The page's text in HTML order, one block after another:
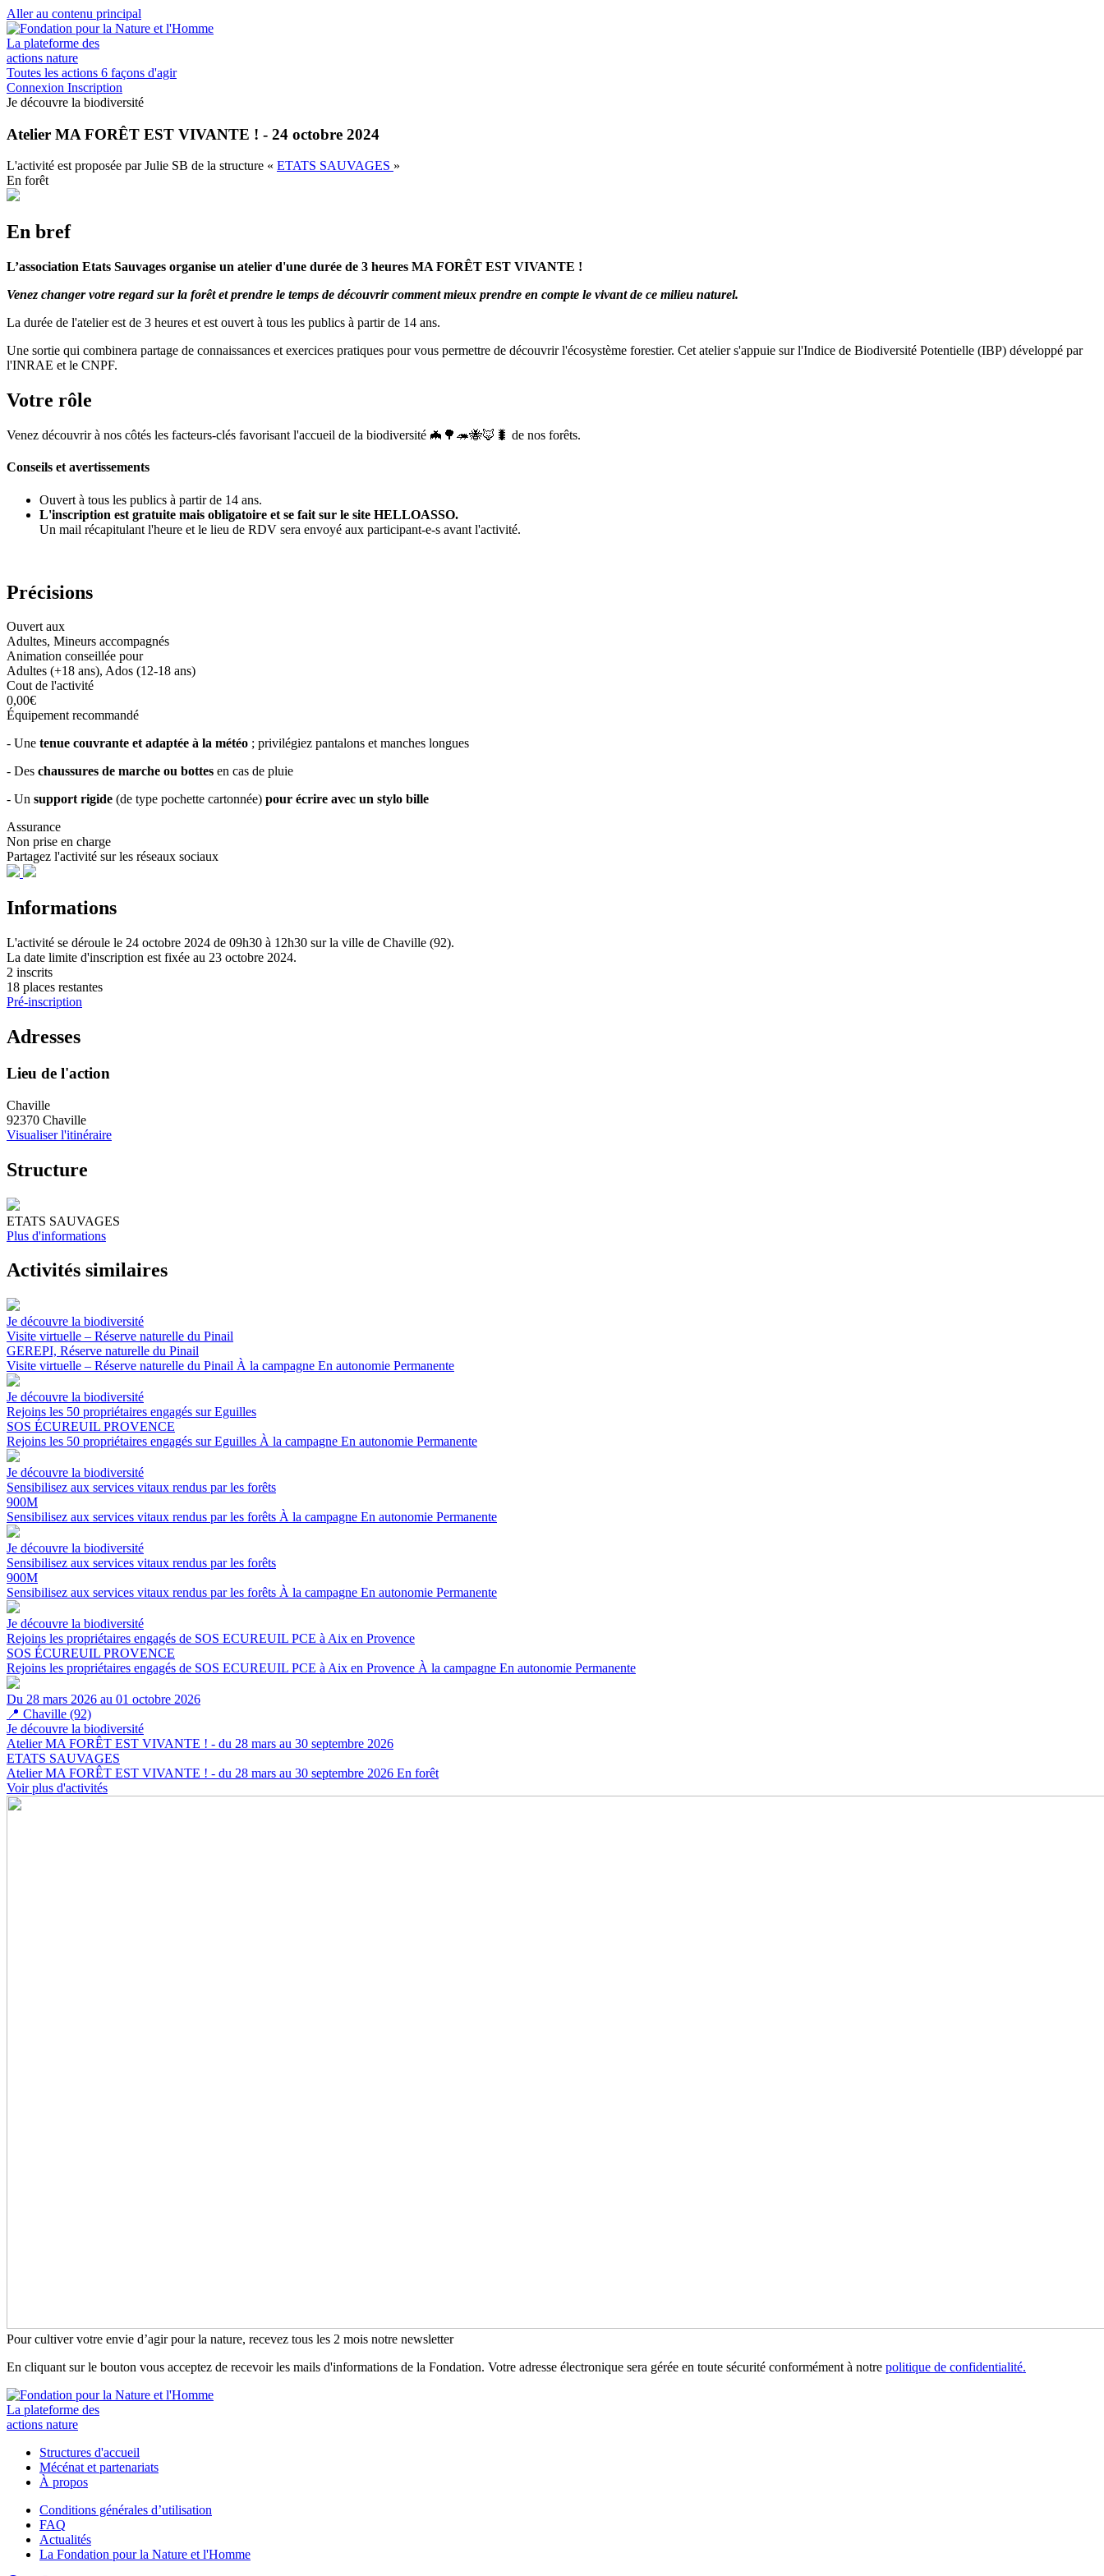
Aller au contenu principal
La plateforme des
actions nature
Toutes les actions 6 façons d'agir
Connexion Inscription
Je découvre la biodiversité
Atelier MA FORÊT EST VIVANTE ! - 24 octobre 2024
L'activité est proposée parJulie SB de la structure « ETATS SAUVAGES »
En forêt
En bref
L’association Etats Sauvages organise un atelier d'une durée de 3 heures MA FORÊT EST VIVANTE !
Venez changer votre regard sur la forêt et prendre le temps de découvrir comment mieux prendre en compte le vivant de ce milieu naturel.
La durée de l'atelier est de 3 heures et est ouvert à tous les publics à partir de 14 ans.
Une sortie qui combinera partage de connaissances et exercices pratiques pour vous permettre de découvrir l'écosystème forestier. Cet atelier s'appuie sur l'Indice de Biodiversité Potentielle (IBP) développé par
l'INRAE et le CNPF.
Votre rôle
Venez découvrir à nos côtés les facteurs-clés favorisant l'accueil de la biodiversité 🦇🌳🦔🐝🦊🐛 de nos forêts.
Conseils et avertissements
Ouvert à tous les publics à partir de 14 ans.
L'inscription est gratuite mais obligatoire et se fait sur le site HELLOASSO.
Un mail récapitulant l'heure et le lieu de RDV sera envoyé aux participant-e-s avant l'activité.
Précisions
Ouvert aux
Adultes, Mineurs accompagnés
Animation conseillée pour
Adultes (+18 ans), Ados (12-18 ans)
Cout de l'activité
0,00€
Équipement recommandé
- Une tenue couvrante et adaptée à la météo ; privilégiez pantalons et manches longues
- Des chaussures de marche ou bottes en cas de pluie
- Un support rigide (de type pochette cartonnée) pour écrire avec un stylo bille
Assurance
Non prise en charge
Partagez l'activité sur les réseaux sociaux
Informations
L'activité se déroule le 24 octobre 2024 de 09h30 à 12h30 sur la ville de Chaville (92).
La date limite d'inscription est fixée au 23 octobre 2024.
2 inscrits
18 places restantes
Pré-inscription
Adresses
Lieu de l'action
Chaville
92370 Chaville
Visualiser l'itinéraire
Structure
ETATS SAUVAGES
Plus d'informations
Activités similaires
Je découvre la biodiversité
Visite virtuelle – Réserve naturelle du Pinail
GEREPI, Réserve naturelle du Pinail
Visite virtuelle – Réserve naturelle du Pinail À la campagne En autonomie Permanente
Je découvre la biodiversité
Rejoins les 50 propriétaires engagés sur Eguilles
SOS ÉCUREUIL PROVENCE
Rejoins les 50 propriétaires engagés sur Eguilles À la campagne En autonomie Permanente
Je découvre la biodiversité
Sensibilisez aux services vitaux rendus par les forêts
900M
Sensibilisez aux services vitaux rendus par les forêts À la campagne En autonomie Permanente
Je découvre la biodiversité
Sensibilisez aux services vitaux rendus par les forêts
900M
Sensibilisez aux services vitaux rendus par les forêts À la campagne En autonomie Permanente
Je découvre la biodiversité
Rejoins les propriétaires engagés de SOS ECUREUIL PCE à Aix en Provence
SOS ÉCUREUIL PROVENCE
Rejoins les propriétaires engagés de SOS ECUREUIL PCE à Aix en Provence À la campagne En autonomie Permanente
Du 28 mars 2026 au 01 octobre 2026
📍 Chaville (92)
Je découvre la biodiversité
Atelier MA FORÊT EST VIVANTE ! - du 28 mars au 30 septembre 2026
ETATS SAUVAGES
Atelier MA FORÊT EST VIVANTE ! - du 28 mars au 30 septembre 2026 En forêt
Voir plus d'activités
Pour cultiver votre envie d’agir pour la nature, recevez tous les 2 mois notre newsletter
En cliquant sur le bouton vous acceptez de recevoir les mails d'informations de la Fondation. Votre adresse électronique sera gérée en toute sécurité conformément à notre politique de confidentialité.
La plateforme des
actions nature
Structures d'accueil
Mécénat et partenariats
À propos
Conditions générales d’utilisation
FAQ
Actualités
La Fondation pour la Nature et l'Homme